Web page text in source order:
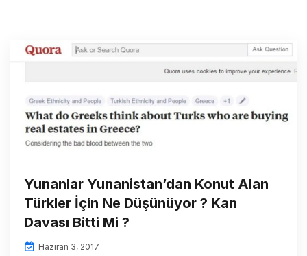
Yunanlar Yunanistan’dan Konut Alan
Türkler İçin Ne Düşünüyor ? Kan
Davası Bitti Mi ?
Haziran 3, 2017